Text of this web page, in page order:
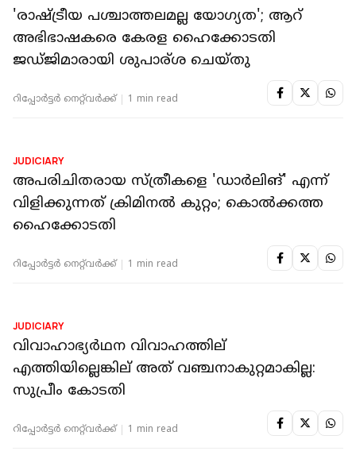
JUDICIARY
'രാഷ്ട്രീയ പശ്ചാത്തലമല്ല യോഗ്യത'; ആറ്
അഭിഭാഷകരെ കേരള ഹൈക്കോടതി